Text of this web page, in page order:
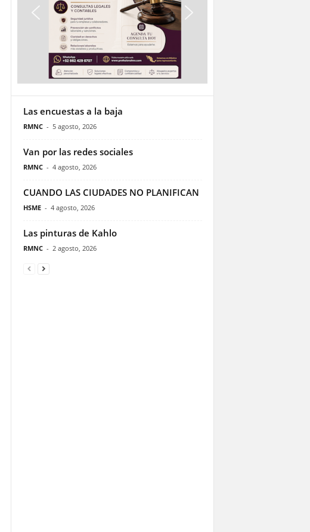
Las encuestas a la baja
RMNC - 5 agosto, 2026
Van por las redes sociales
RMNC - 4 agosto, 2026
CUANDO LAS CIUDADES NO PLANIFICAN
HSME - 4 agosto, 2026
Las pinturas de Kahlo
RMNC - 2 agosto, 2026